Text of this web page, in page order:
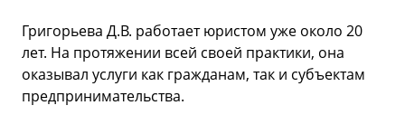
Григорьева Д.В. работает юристом уже около 20
лет. На протяжении всей своей практики, она
оказывал услуги как гражданам, так и субъектам
предпринимательства.